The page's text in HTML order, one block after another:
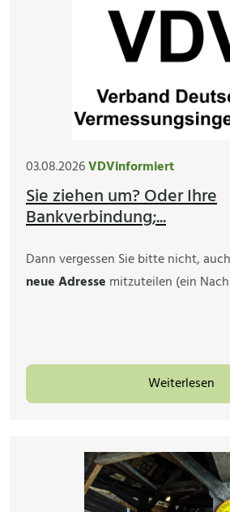
03.08.2026VDVinformiert
Sie ziehen um? Oder Ihre
Bankverbindung;...
Dann vergessen Sie bitte nicht,
neue Adresse mitzuteilen (ein
Weiterlesen